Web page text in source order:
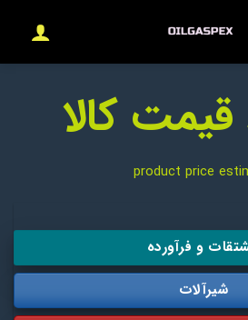
قیمت کالا
product price
و فرآورده
شیرآلات